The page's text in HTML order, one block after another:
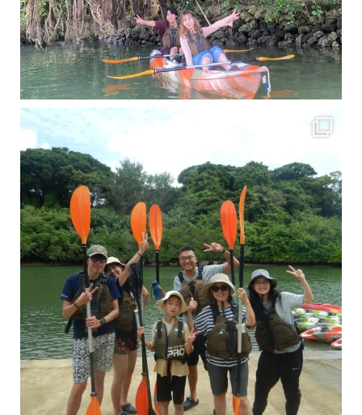
梅雨真っ只中の沖縄ですが 今日もカンカンに晴れてくれました！！
今日は満潮だっ